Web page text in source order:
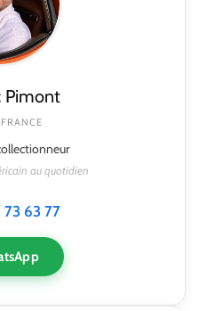
Pimont
au quotidien
63 77